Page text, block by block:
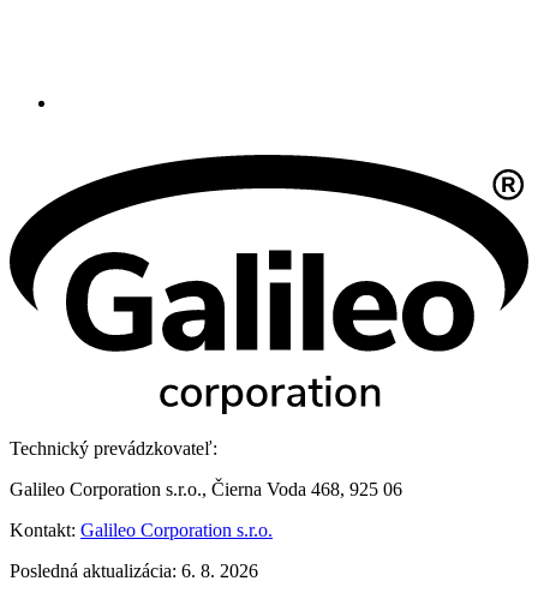
Technický prevádzkovateľ:
Galileo Corporation s.r.o., Čierna Voda 468, 925 06
Kontakt: Galileo Corporation s.r.o.
Posledná aktualizácia: 6. 8. 2026